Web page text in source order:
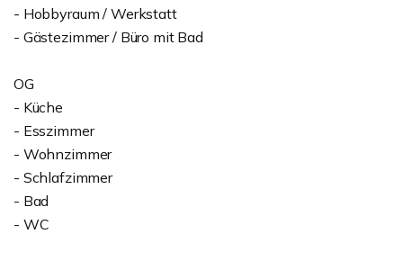
- Hobbyraum / Werkstatt
- Gästezimmer / Büro mit Bad
OG
- Küche
- Esszimmer
- Wohnzimmer
- Schlafzimmer
- Bad
- WC